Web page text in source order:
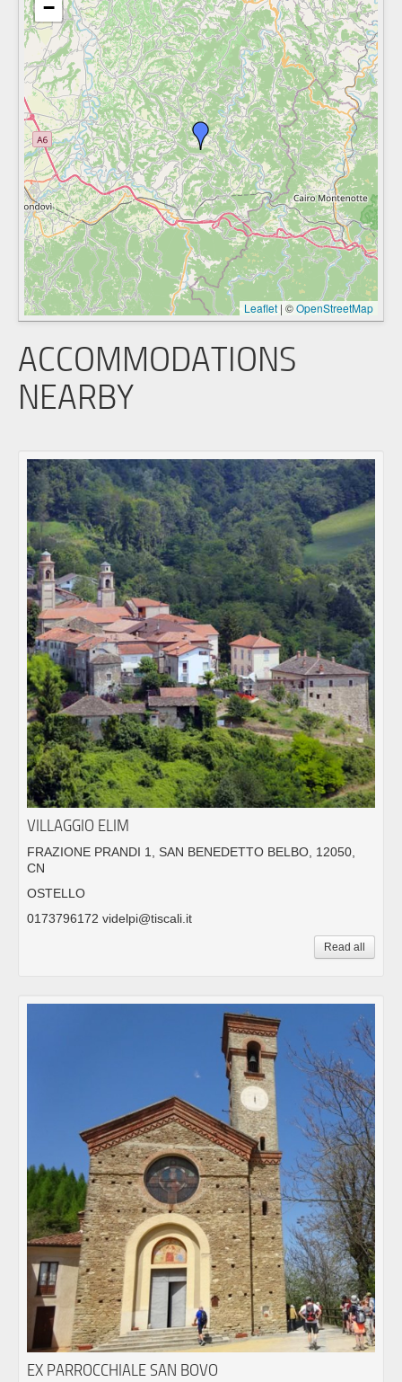
−
Leaflet | ©OpenStreetMap
ACCOMMODATIONS
NEARBY
VILLAGGIO ELIM
FRAZIONE PRANDI 1, SAN BENEDETTO BELBO, 12050,
CN
OSTELLO
0173796172 videlpi@tiscali.it
Read all
EX PARROCCHIALE SAN BOVO